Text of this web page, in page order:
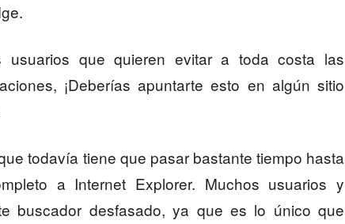
que quieren evitar a toda costa las
¡Deberías apuntarte esto en algún sitio
todavía tiene que pasar bastante tiempo hasta
a Internet Explorer. Muchos usuarios y
buscador desfasado, ya que es lo único que